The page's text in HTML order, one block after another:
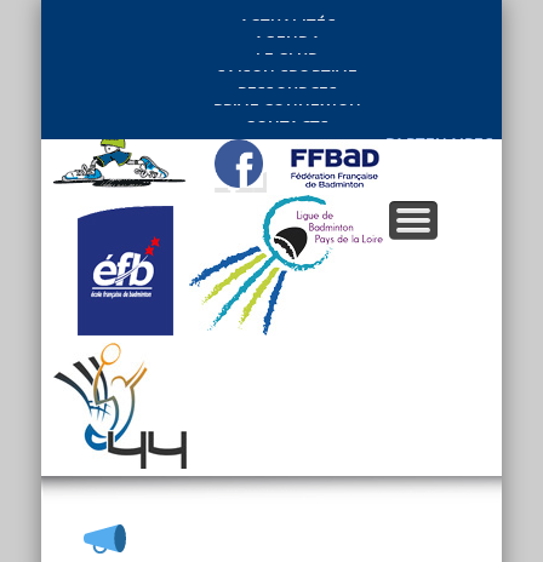
ACTUALITÉS
AGENDA
LE CLUB
SAISON SPORTIVE
RESSOURCES
PRIVE CONNEXION
CONTACTS
PARTENAIRES